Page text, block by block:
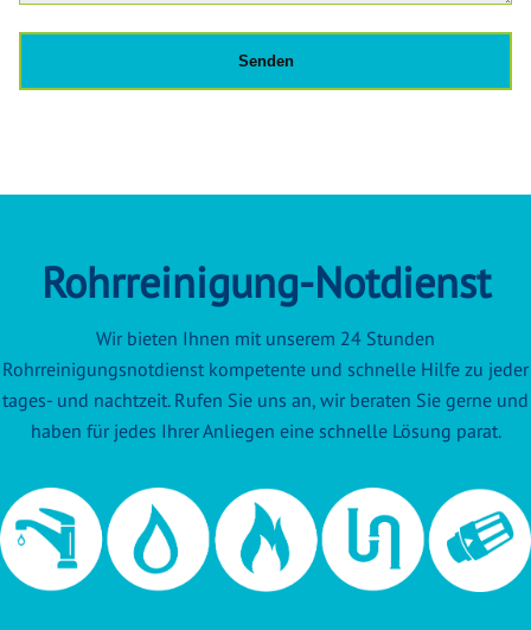
Rohrreinigung-Notdienst
Wir bieten Ihnen mit unserem 24 Stunden
Rohrreinigungsnotdienst kompetente und schnelle Hilfe zu jeder
tages- und nachtzeit. Rufen Sie uns an, wir beraten Sie gerne und
haben für jedes Ihrer Anliegen eine schnelle Lösung parat.